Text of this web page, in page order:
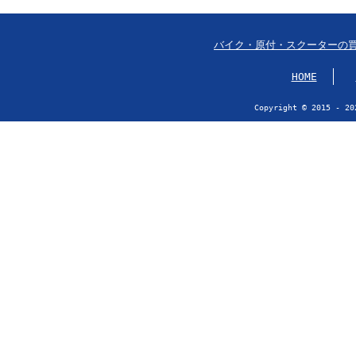
バイク・原付・スクーターの
HOME
Copyright © 2015 -